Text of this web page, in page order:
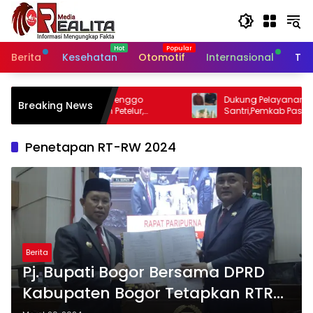
Langsung
konten
Berita
Kesehatan Otomotif Internasional
Breaking News
Dukung Pelayanan Kesehatan
Santri,Pemkab Pasuruan Bangunan Poli
Klinik Kesehatan di Ponpes
Penetapan RT-RW 2024
Berita
Pj. Bupati Bogor Bersama DPRD
Kabupaten Bogor Tetapkan RTRW